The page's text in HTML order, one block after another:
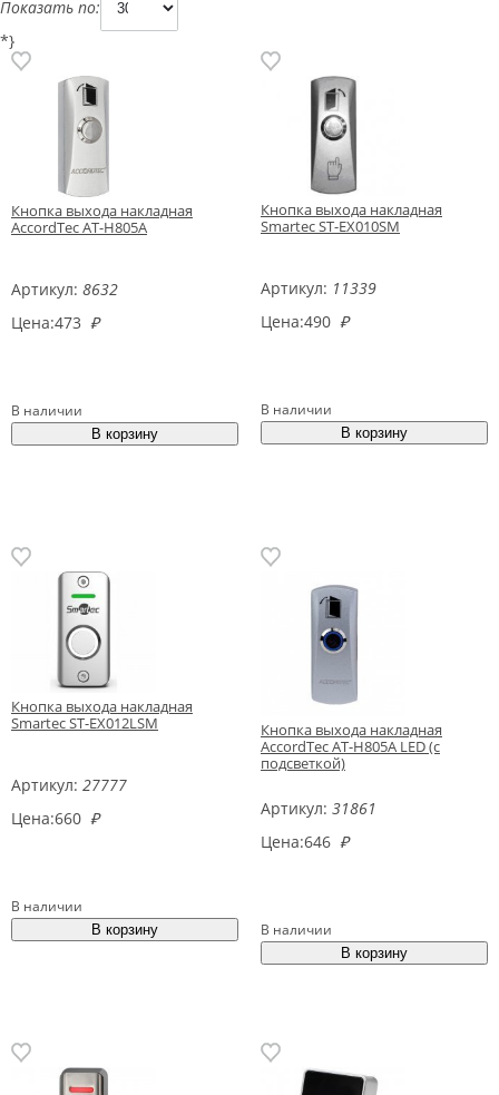
Показать по:
*}
Кнопка выхода накладная
AccordTec AT-H805A
Артикул: 8632
Цена:473 ₽
В наличии
Кнопка выхода накладная
Smartec ST-EX010SM
Артикул: 11339
Цена:490 ₽
В наличии
Кнопка выхода накладная
Smartec ST-EX012LSM
Артикул: 27777
Цена:660 ₽
В наличии
Кнопка выхода накладная
AccordTec AT-H805A LED (с
подсветкой)
Артикул: 31861
Цена:646 ₽
В наличии